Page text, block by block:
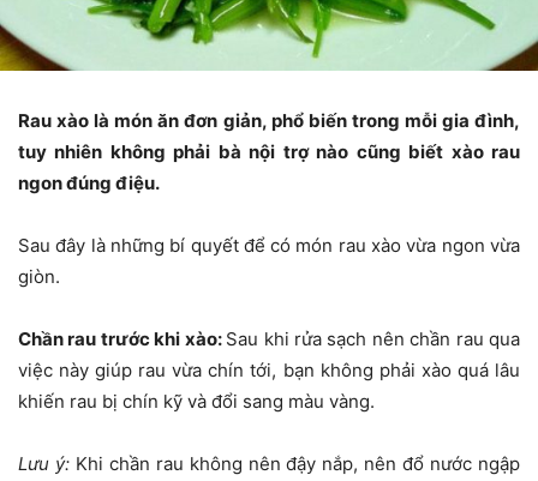
Rau xào là món ăn đơn giản, phổ biến trong mỗi gia đình,
tuy nhiên không phải bà nội trợ nào cũng biết xào rau
ngon đúng điệu.
Sau đây là những bí quyết để có món rau xào vừa ngon vừa
giòn.
Chần rau trước khi xào: Sau khi rửa sạch nên chần rau qua
việc này giúp rau vừa chín tới, bạn không phải xào quá lâu
khiến rau bị chín kỹ và đổi sang màu vàng.
Lưu ý:Khi chần rau không nên đậy nắp, nên đổ nước ngập